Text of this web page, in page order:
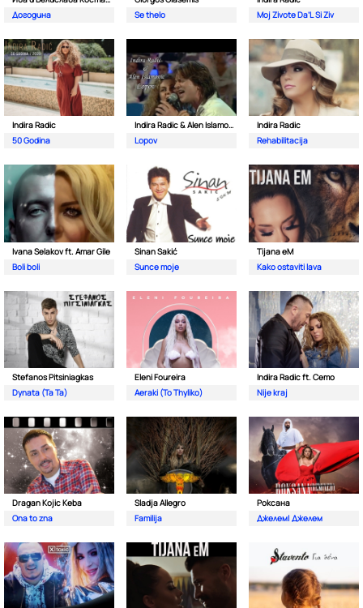
Догодина
Se thelo
Moj Zivote Da’L Si Ziv
Indira Radic
50 Godina
Indira Radic & Alen Islamovic
Lopov
Indira Radic
Rehabilitacija
Ivana Selakov ft. Amar Gile
Boli boli
Sinan Sakić
Sunce moje
Tijana eM
Kako ostaviti lava
Stefanos Pitsiniagkas
Dynata (Ta Ta)
Eleni Foureira
Aeraki (To Thyliko)
Indira Radic ft. Cemo
Nije kraj
Dragan Kojic Keba
Ona to zna
Sladja Allegro
Familija
Роксана
Джелем| Джелем